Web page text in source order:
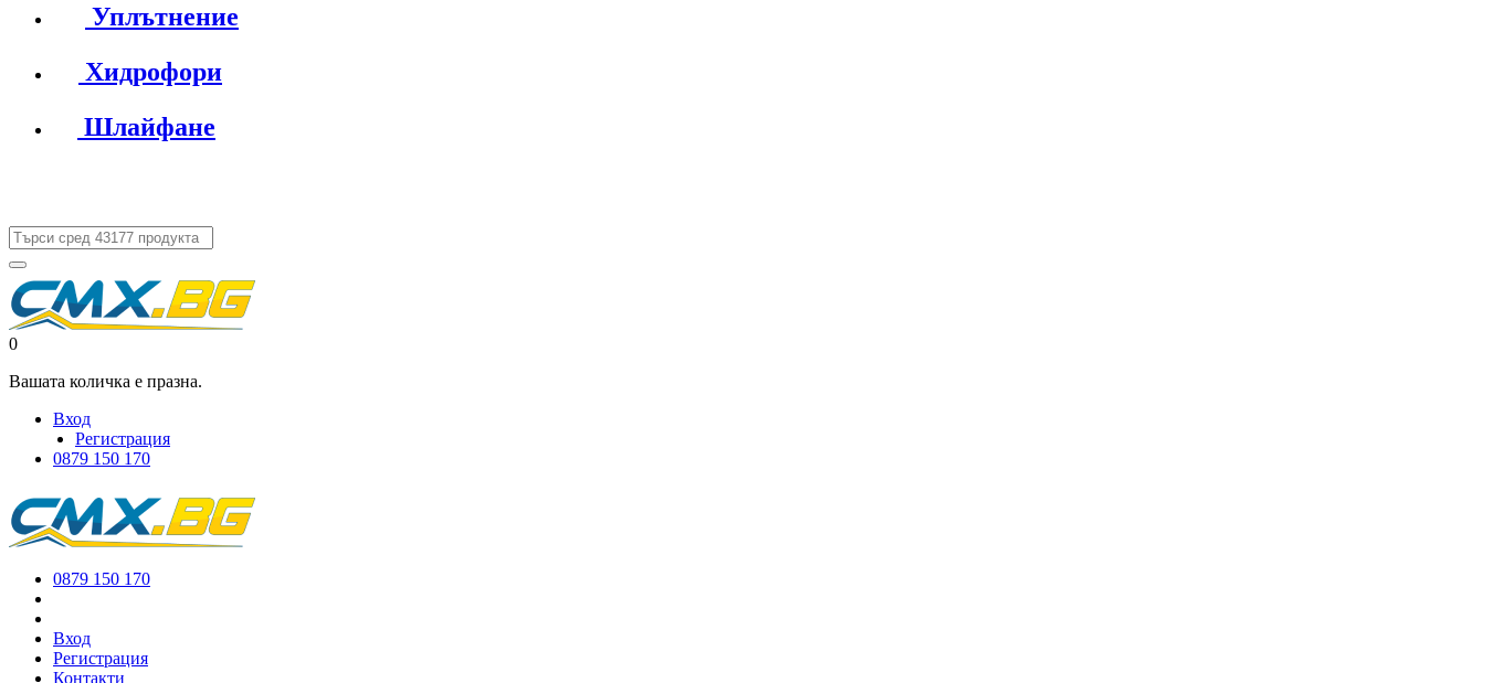
Уплътнение
Хидрофори
Шлайфане
0
Вашата количка е празна.
Вход
Регистрация
0879 150 170
0879 150 170
Вход
Регистрация
Контакти